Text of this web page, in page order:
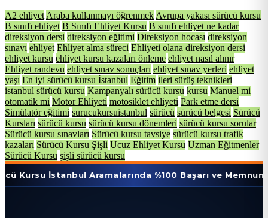
A2 ehliyet Araba kullanmayı öğrenmek Avrupa yakası sürücü kursu
B sınıfı ehliyet B Sınıfı Ehliyet Kursu B sınıfı ehliyet ne kadar
direksiyon dersi direksiyon eğitimi Direksiyon hocası direksiyon
sınavı ehliyet Ehliyet alma süreci Ehliyeti olana direksiyon dersi
ehliyet kursu ehliyet kursu kazaları önleme ehliyet nasıl alınır
Ehliyet randevu ehliyet sınav sonuçları ehliyet sınav yerleri ehliyet
yaşı En iyi sürücü kursu İstanbul Eğitim ileri sürüş teknikleri
istanbul sürücü kursu Kampanyalı sürücü kursu kursu Manuel mi
otomatik mi Motor Ehliyeti motosiklet ehliyeti Park etme dersi
Simülatör eğitimi surucukursuistanbul sürücü sürücü belgesi Sürücü
Kursları sürücü kursu sürücü kursu dönemleri sürücü kursu sorular
Sürücü kursu sınavları Sürücü kursu tavsiye sürücü kursu trafik
kazaları Sürücü Kursu Şişli Ucuz Ehliyet Kursu Uzman Eğitmenler
Sürücü Kursu şişli sürücü kursu
Aramalarında %100 Başarı ve Memnuniyet Oranı